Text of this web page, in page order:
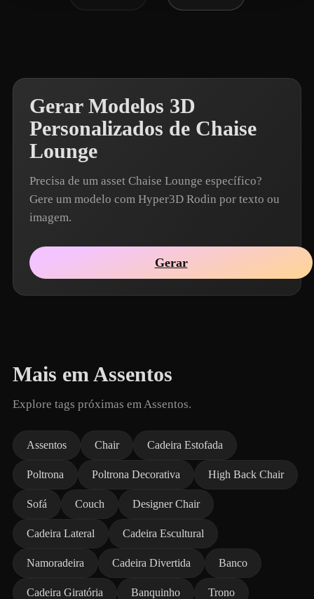
Gerar Modelos 3D
Personalizados de Chaise
Lounge
Precisa de um asset Chaise Lounge específico?
Gere um modelo com Hyper3D Rodin por texto ou
imagem.
Gerar
Mais em Assentos
Explore tags próximas em Assentos.
Assentos Chair Cadeira Estofada
Poltrona Poltrona Decorativa High Back Chair
Sofá Couch Designer Chair
Cadeira Lateral Cadeira Escultural
Namoradeira Cadeira Divertida Banco
Cadeira Giratória Banquinho Trono